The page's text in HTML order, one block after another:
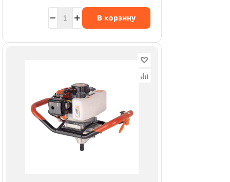
В корзину